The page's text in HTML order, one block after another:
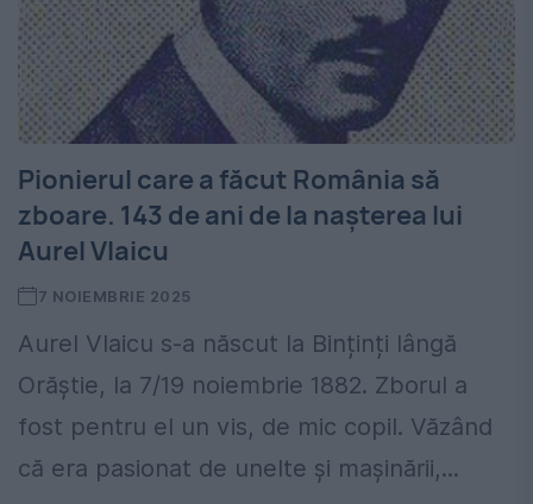
Pionierul care a făcut România să
zboare. 143 de ani de la nașterea lui
Aurel Vlaicu
7 NOIEMBRIE 2025
Aurel Vlaicu s-a născut la Binținți lângă
Orăștie, la 7/19 noiembrie 1882. Zborul a
fost pentru el un vis, de mic copil. Văzând
că era pasionat de unelte și mașinării,...